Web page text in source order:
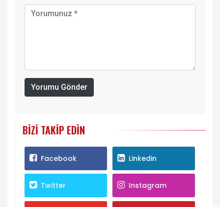
Yorumu Gönder
BIZI TAKIP EDIN
Facebook Linkedin
Twitter Instagram